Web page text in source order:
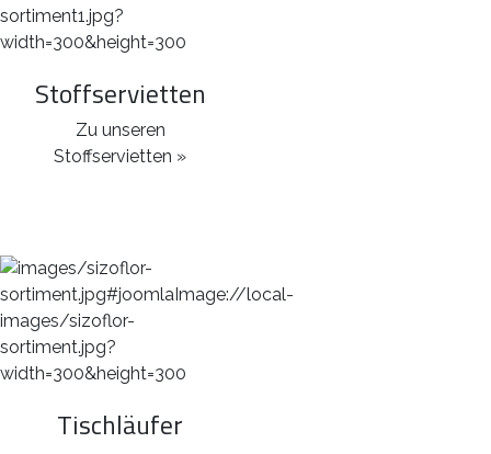
Stoffservietten
Zu unseren
Stoffservietten »
Tischläufer